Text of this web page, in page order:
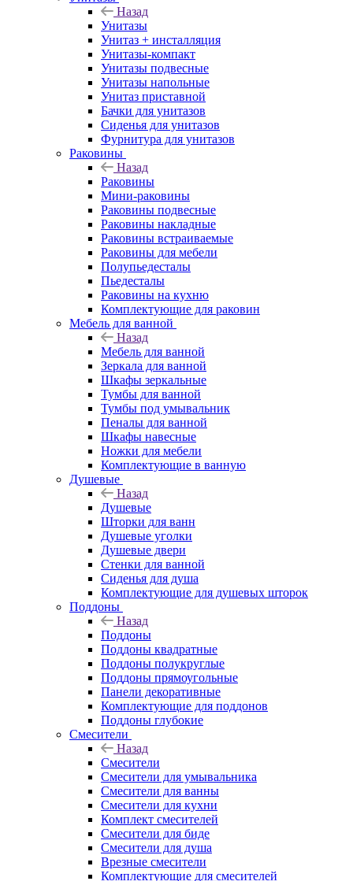
Назад
Унитазы
Унитаз + инсталляция
Унитазы-компакт
Унитазы подвесные
Унитазы напольные
Унитаз приставной
Бачки для унитазов
Сиденья для унитазов
Фурнитура для унитазов
Раковины
Назад
Раковины
Мини-раковины
Раковины подвесные
Раковины накладные
Раковины встраиваемые
Раковины для мебели
Полупьедесталы
Пьедесталы
Раковины на кухню
Комплектующие для раковин
Мебель для ванной
Назад
Мебель для ванной
Зеркала для ванной
Шкафы зеркальные
Тумбы для ванной
Тумбы под умывальник
Пеналы для ванной
Шкафы навесные
Ножки для мебели
Комплектующие в ванную
Душевые
Назад
Душевые
Шторки для ванн
Душевые уголки
Душевые двери
Стенки для ванной
Сиденья для душа
Комплектующие для душевых шторок
Поддоны
Назад
Поддоны
Поддоны квадратные
Поддоны полукруглые
Поддоны прямоугольные
Панели декоративные
Комплектующие для поддонов
Поддоны глубокие
Смесители
Назад
Смесители
Смесители для умывальника
Смесители для ванны
Смесители для кухни
Комплект смесителей
Смесители для биде
Смесители для душа
Врезные смесители
Комплектующие для смесителей